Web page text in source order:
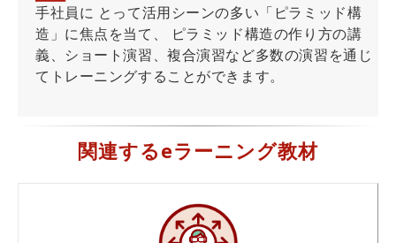
手社員に とって活用シーンの多い「ピラミッド構
造」に焦点を当て、 ピラミッド構造の作り方の講
義、ショート演習、複合演習など多数の演習を通じ
てトレーニングすることができます。
関連するeラーニング教材